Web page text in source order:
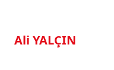
Ali YALÇIN